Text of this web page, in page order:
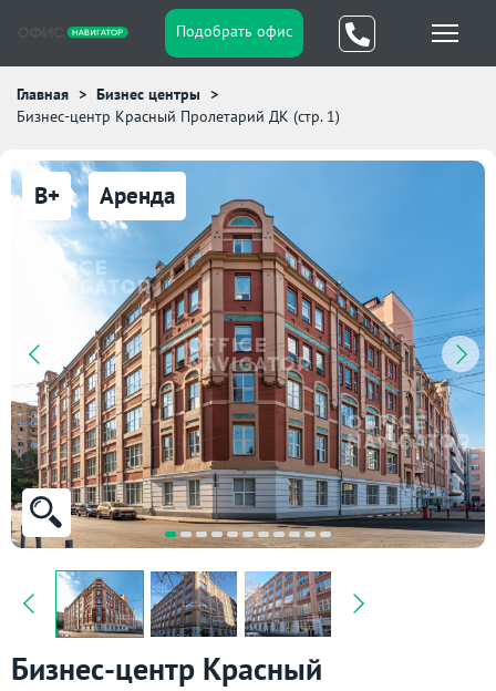
Подобрать офис
Главная
Бизнес центры
Бизнес-центр Красный Пролетарий ДК (стр. 1)
B+ Аренда
Бизнес-центр Красный